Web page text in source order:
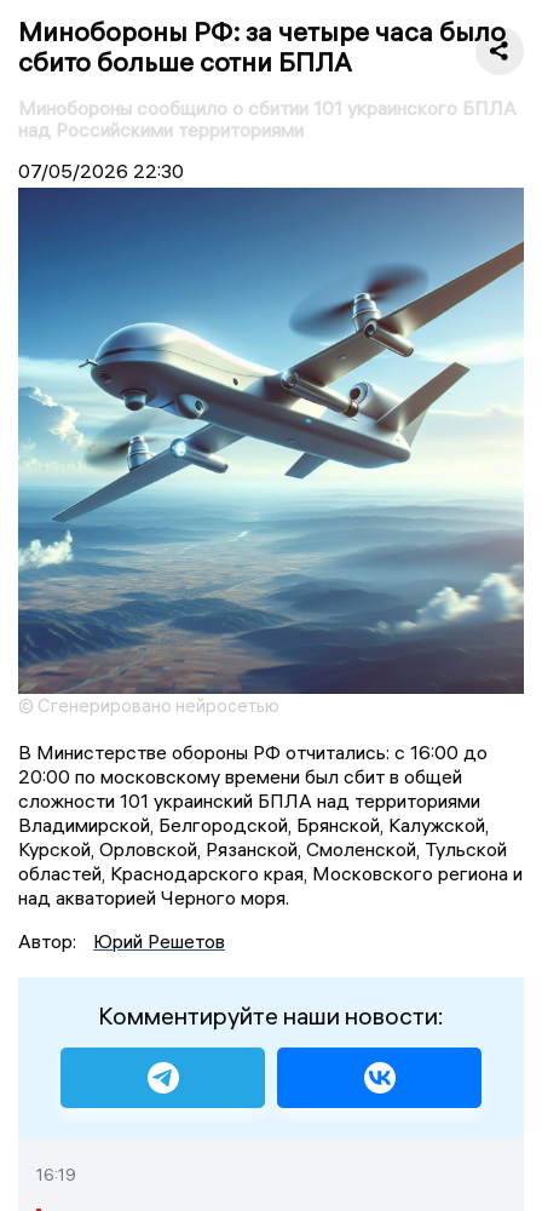
Минобороны РФ: за четыре часа было
сбито больше сотни БПЛА
Минобороны сообщило о сбитии 101 украинского БПЛА
над Российскими территориями
07/05/2026 22:30
© Сгенерировано нейросетью
В Министерстве обороны РФ отчитались: с 16:00 до
20:00 по московскому времени был сбит в общей
сложности 101 украинский БПЛА над территориями
Владимирской, Белгородской, Брянской, Калужской,
Курской, Орловской, Рязанской, Смоленской, Тульской
областей, Краснодарского края, Московского региона и
над акваторией Черного моря.
Автор:
Юрий Решетов
Комментируйте наши новости:
16:19